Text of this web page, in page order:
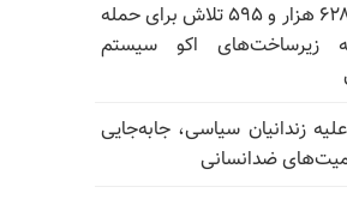
۱۴ میلیون و ۶۲۸ هزار و ۵۹۵ تلاش برای حمله
زیرساخت‌های اکو سیستم
زندانیان سیاسی، جابه‌جایی
ضدانسانی